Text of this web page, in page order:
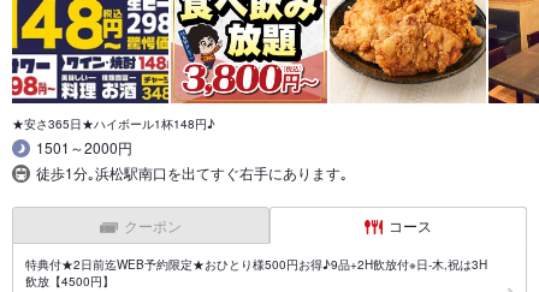
★安さ365日★ハイボール1杯148円♪
1501～2000円
徒歩1分｡浜松駅南口を出てすぐ右手にあります｡
クーポン コース
特典付★2日前迄WEB予約限定★おひとり様500円お得♪9品+2H飲放付※日-木,祝は3H
飲放【4500円】